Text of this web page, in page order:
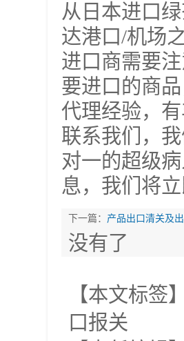
从日本进口
达港口/机场
进口商需要
要进口的商
代理经验，
联系我们，
对一的超级
息，我们将
下一篇： 产品出口清关及
没有了
【本文标签
口报关